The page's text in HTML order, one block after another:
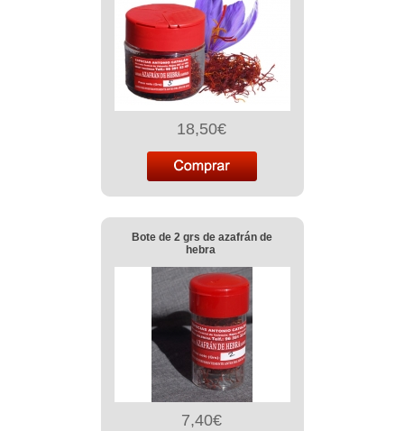
18,50€
Bote de 2 grs de azafrán de
hebra
7,40€